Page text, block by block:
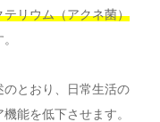
リウム（アクネ菌）
のとおり、日常生活の
能を低下させます。